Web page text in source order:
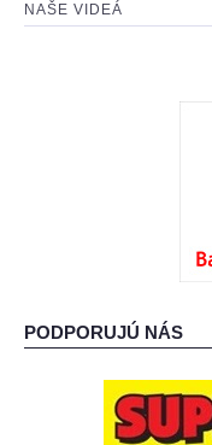
NAŠE VIDEÁ
PODPORUJÚ NÁS